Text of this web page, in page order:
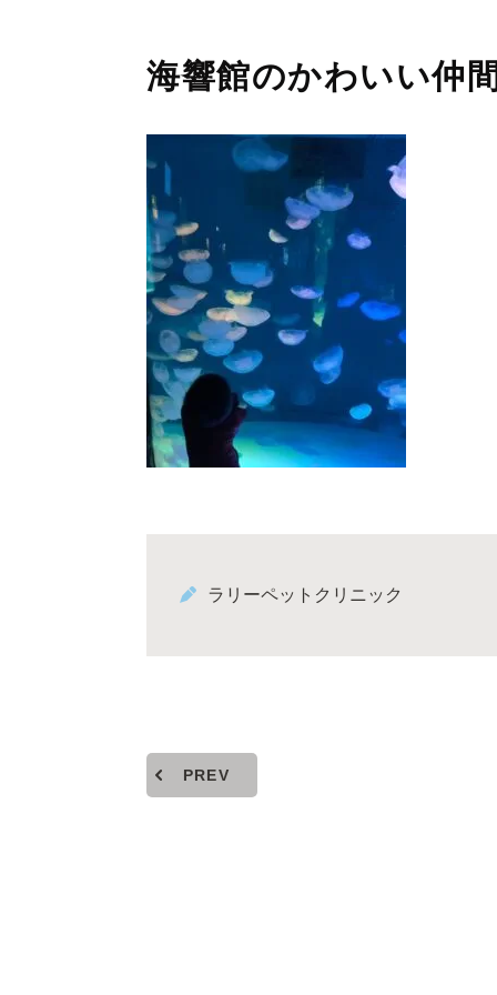
海響館のかわいい仲
ラリーペットクリニック
PREV